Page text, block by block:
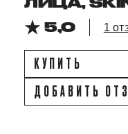
5,0
1
КУПИТЬ
ДОБАВИТЬ